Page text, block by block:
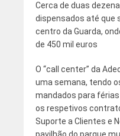
Cerca de duas
dispensados até que
centro da Guarda,
de 450 mil euros
O “call center” da
uma semana, tendo
mandados para
os respetivos
Suporte a Clientes e